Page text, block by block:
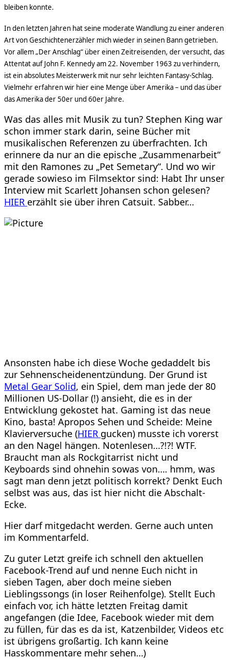
bleiben konnte.
In den letzten Jahren hat seine moderate Wandlung zu einer anderen
Art von Geschichtenerzähler mich wieder in seinen Bann getrieben.
Vor allem „Der Anschlag“ über einen Zeitreisenden, der versucht, das
Attentat auf John F. Kennedy am 22. November 1963 zu verhindern,
ist ein absolutes Meisterwerk mit nur sehr leichten Fantasy-Schlag.
Vielmehr erfahren wir hier eine Menge über Amerika – und das über
das Amerika der 50er und 60er Jahre.
Was das alles mit Musik zu tun? Stephen King war
schon immer stark darin, seine Bücher mit
musikalischen Referenzen zu überfrachten. Ich
erinnere da nur an die epische „Zusammenarbeit“
mit den Ramones zu „Pet Semetary“. Und wo wir
gerade sowieso im Filmsektor sind: Habt Ihr unser
Interview mit Scarlett Johansen schon gelesen?
HIER erzählt sie über ihren Catsuit. Sabber…
Ansonsten habe ich diese Woche gedaddelt bis
zur Sehnenscheidenentzündung. Der Grund ist
Metal Gear Solid, ein Spiel, dem man jede der 80
Millionen US-Dollar (!) ansieht, die es in der
Entwicklung gekostet hat. Gaming ist das neue
Kino, basta! Apropos Sehen und Scheide: Meine
Klavierversuche (HIER gucken) musste ich vorerst
an den Nagel hängen. Notenlesen…?!?! WTF.
Braucht man als Rockgitarrist nicht und
Keyboards sind ohnehin sowas von…. hmm, was
sagt man denn jetzt politisch korrekt? Denkt Euch
selbst was aus, das ist hier nicht die Abschalt-
Ecke.
Hier darf mitgedacht werden. Gerne auch unten
im Kommentarfeld.
Zu guter Letzt greife ich schnell den aktuellen
Facebook-Trend auf und nenne Euch nicht in
sieben Tagen, aber doch meine sieben
Lieblingssongs (in loser Reihenfolge). Stellt Euch
einfach vor, ich hätte letzten Freitag damit
angefangen (die Idee, Facebook wieder mit dem
zu füllen, für das es da ist, Katzenbilder, Videos etc
ist übrigens großartig. Ich kann keine
Hasskommentare mehr sehen…)